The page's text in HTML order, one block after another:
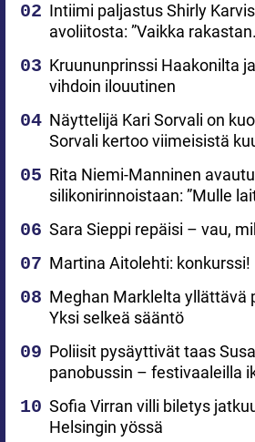
Intiimi paljastus Shirly
avoliitosta: ”Vaikka
Kruununprinssi Haakonilta
vihdoin ilouutinen
Näyttelijä Kari Sorvali on
Sorvali kertoo viimeisistä
Rita Niemi-Manninen
silikonirinnoistaan: ”Mulle
Sara Sieppi repäisi – vau,
Martina Aitolehti: konkurssi!
Meghan Marklelta yllättävä
Yksi selkeä sääntö
Poliisit pysäyttivät taas
panobussin – festivaaleilla
Sofia Virran villi biletys
Helsingin yössä